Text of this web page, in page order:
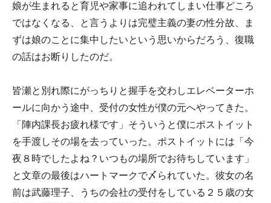
娘が生まれると育児や家事に追われてしまい仕事どころ
ではなくなる、と言うよりは完璧主義の妻の性分故、ま
ずは娘のことに集中したいという思いからだろう、復職
の話はお断りしたのだ。
皆瀬と別れ際にがっちりと握手を交わしエレベーターホ
ールに向かう途中、受付の女性が僕の元へやってきた。
「陣内課長お疲れ様です」そういうと僕にポストイット
を手渡しその場を去っていった。ポストイットには「今
夜８時でしたよね？いつもの場所でお待ちしています」
と文章の最後はハートマークで〆られていた。彼女の名
前は武藤理子、うちの会社の受付をしている２５歳の女